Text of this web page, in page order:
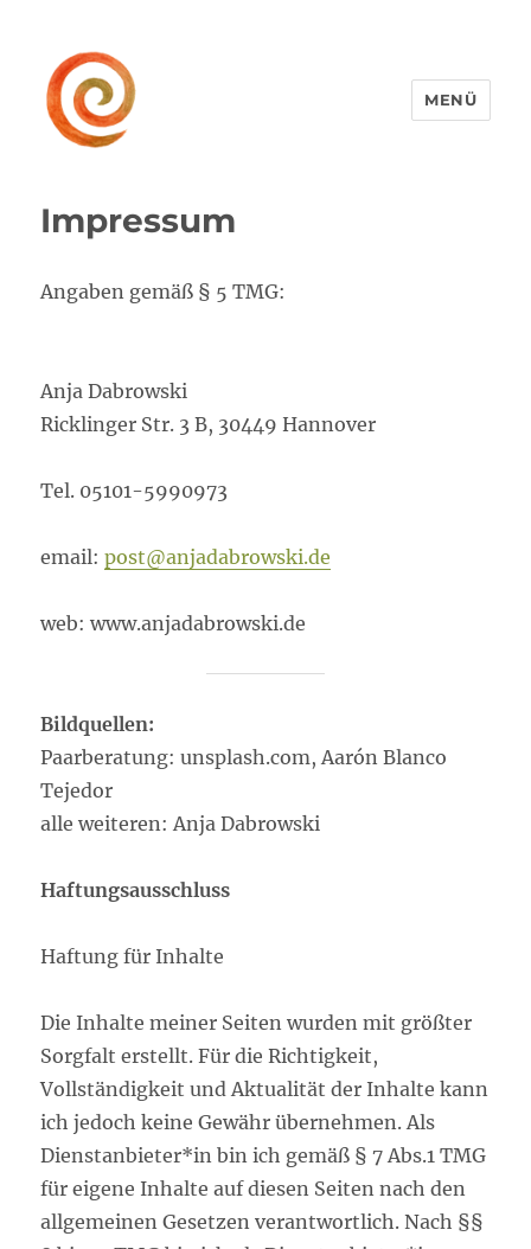
MENÜ
Impressum
Angaben gemäß § 5 TMG:
Anja Dabrowski
Ricklinger Str. 3 B, 30449 Hannover
Tel. 05101-5990973
email:post@anjadabrowski.de
web: www.anjadabrowski.de
Bildquellen:
Paarberatung: unsplash.com, Aarón Blanco
Tejedor
alle weiteren: Anja Dabrowski
Haftungsausschluss
Haftung für Inhalte
Die Inhalte meiner Seiten wurden mit größter
Sorgfalt erstellt. Für die Richtigkeit,
Vollständigkeit und Aktualität der Inhalte kann
ich jedoch keine Gewähr übernehmen. Als
Dienstanbieter*in bin ich gemäß § 7 Abs.1 TMG
für eigene Inhalte auf diesen Seiten nach den
allgemeinen Gesetzen verantwortlich. Nach §§